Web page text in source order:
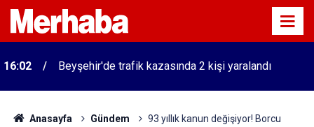
16:02 Beyşehir'de trafik kazasında 2 kişi yaralandı
Anasayfa Gündem
93 yıllık kanun değişiyor! Borcu